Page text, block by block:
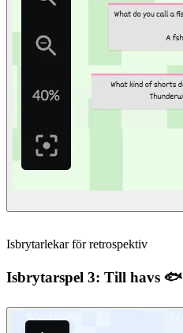
Isbrytarlekar för retrospektiv
Isbrytarspel 3: Till havs 🐟